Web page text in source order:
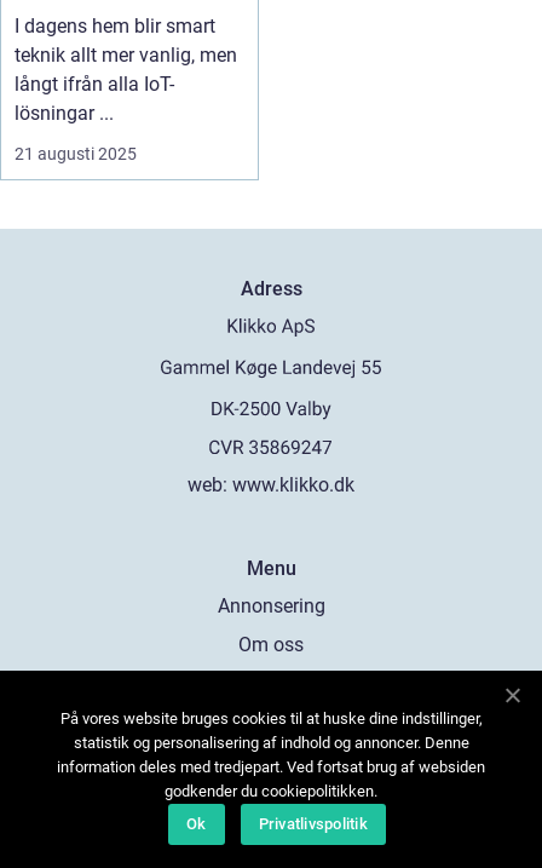
verkligen det här
hemma?
I dagens hem blir smart
teknik allt mer vanlig, men
långt ifrån alla IoT-
lösningar ...
21 augusti 2025
Adress
web: www.klikko.dk
Menu
Annonsering
Om oss
Kontakta oss
Sitemap
På vores website bruges cookies til at huske dine indstillinger,
statistik og personalisering af indhold og annoncer. Denne
information deles med tredjepart. Ved fortsat brug af websiden
godkender du cookiepolitikken.
Ok
Privatlivspolitik